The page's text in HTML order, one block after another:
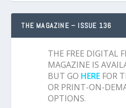
THE MAGAZINE – ISSUE 136
THE FREE DIGITAL
MAGAZINE IS
BUT GO HERE FOR
OR PRINT-ON-
OPTIONS.